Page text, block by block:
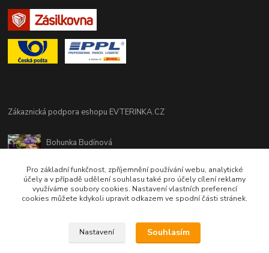
Zákaznická podpora eshopu EVTERINKA.CZ
Bohunka Budínová
(Po-Pá - 9:00-17:00hod, So 8:00-12:00hod)
obchod@evterinka.cz
Pro základní funkčnost, zpříjemnění používání webu, analytické
účely a v případě udělení souhlasu také pro účely cílení reklamy
využíváme soubory cookies. Nastavení vlastních preferencí
cookies můžete kdykoli upravit odkazem ve spodní části stránek.
Nastavení Souhlasím